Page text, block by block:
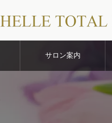
サロン案内